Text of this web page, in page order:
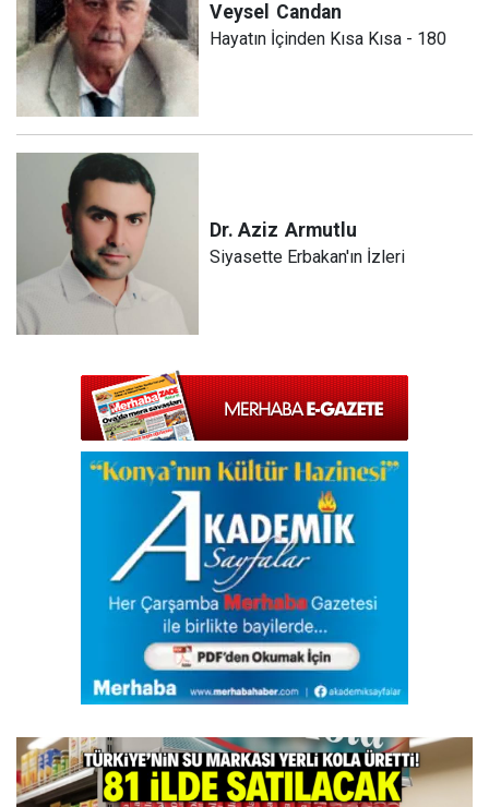
Veysel Candan
Hayatın İçinden Kısa Kısa - 180
Dr. Aziz Armutlu
Siyasette Erbakan'ın İzleri